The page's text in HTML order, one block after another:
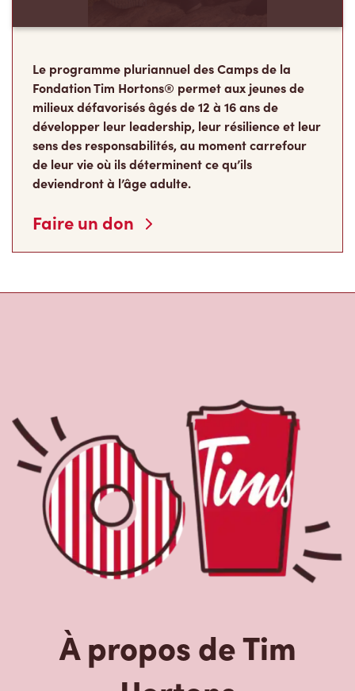
Le programme pluriannuel des Camps de la
Fondation Tim Hortons® permet aux jeunes de
milieux défavorisés âgés de 12 à 16 ans de
développer leur leadership, leur résilience et leur
sens des responsabilités, au moment carrefour
de leur vie où ils déterminent ce qu’ils
deviendront à l’âge adulte.
Faire un don
À propos de Tim